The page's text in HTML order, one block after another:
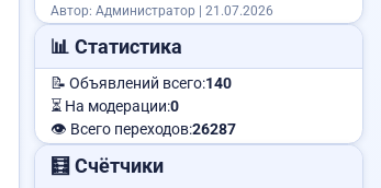
Автор: Администратор | 21.07.2026
📊 Статистика
📝 Объявлений всего:140
⏳ На модерации:0
👁️ Всего переходов:26287
🧮 Счётчики